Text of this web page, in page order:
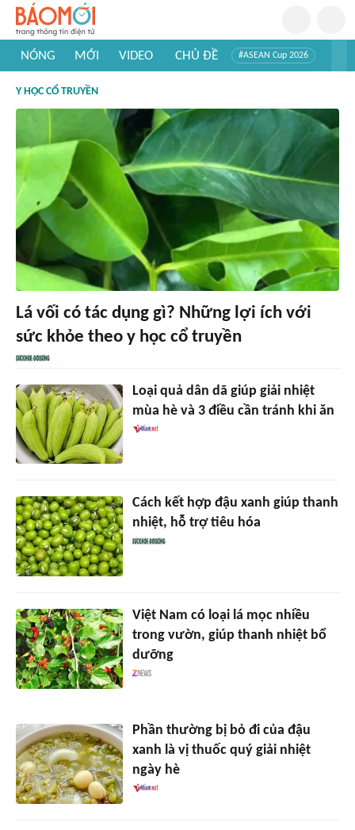
NÓNG MỚI VIDEO CHỦ ĐỀ #ASEAN Cup 2026
#Khám phá thế giới
Y HỌC CỔ TRUYỀN
Lá vối có tác dụng gì? Những lợi ích với
sức khỏe theo y học cổ truyền
Loại quả dân dã giúp giải nhiệt
mùa hè và 3 điều cần tránh khi ăn
Cách kết hợp đậu xanh giúp thanh
nhiệt, hỗ trợ tiêu hóa
Việt Nam có loại lá mọc nhiều
trong vườn, giúp thanh nhiệt bổ
dưỡng
Phần thường bị bỏ đi của đậu
xanh là vị thuốc quý giải nhiệt
ngày hè